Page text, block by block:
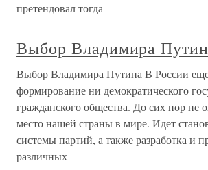
претендовал тогда
Выбор Владимира
Выбор Владимира Путина В России
формирование ни демократического
гражданского общества. До сих пор не
место нашей страны в мире. Идет
системы партий, а также разработка и
различных